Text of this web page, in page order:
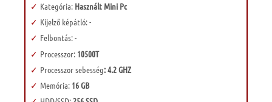
Kategória: Használt Mini Pc
Kijelző képátló: -
Felbontás: -
Processzor:10500T
Processzor sebesség: 4.2 GHZ
Memória:16 GB